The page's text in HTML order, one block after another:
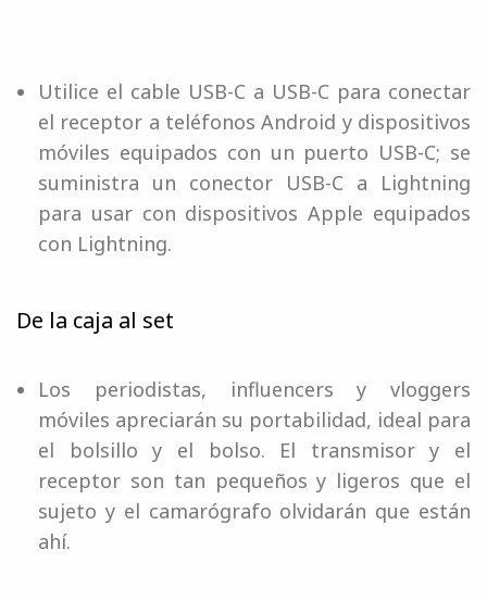
Utilice el cable USB-C a USB-C para conectar
el receptor a teléfonos Android y dispositivos
móviles equipados con un puerto USB-C; se
suministra un conector USB-C a Lightning
para usar con dispositivos Apple equipados
con Lightning.
De la caja al set
Los periodistas, influencers y vloggers
móviles apreciarán su portabilidad, ideal para
el bolsillo y el bolso. El transmisor y el
receptor son tan pequeños y ligeros que el
sujeto y el camarógrafo olvidarán que están
ahí.